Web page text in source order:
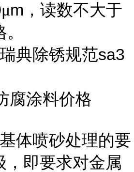
μm ，读数不大于
典除锈规范sa3
体喷砂处理的要
，即要求对金属